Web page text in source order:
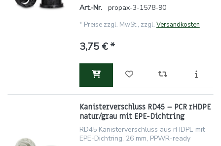
Art.-Nr.
propax-3-1578-90
* Preise zzgl. MwSt., zzgl. Versandkosten
3,75 € *
Kanisterverschluss RD45 – PCR rHDPE
natur/grau mit EPE-Dichtring
RD45 Kanisterverschluss aus rHDPE mit
EPE-Dichtring, 26 mm, PPWR-ready